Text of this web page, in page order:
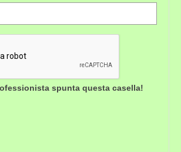
spunta questa casella!